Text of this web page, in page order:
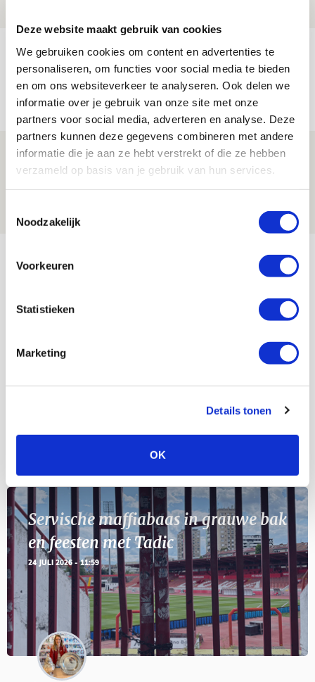
Deze website maakt gebruik van cookies
We gebruiken cookies om content en advertenties te
personaliseren, om functies voor social media te bieden
en om ons websiteverkeer te analyseren. Ook delen we
informatie over je gebruik van onze site met onze
partners voor social media, adverteren en analyse. Deze
partners kunnen deze gegevens combineren met andere
informatie die je aan ze hebt verstrekt of die ze hebben
verzameld op basis van je gebruik van hun services.
Noodzakelijk
Voorkeuren
Statistieken
Marketing
Details tonen
OK
Míchels elf: met welke formatie begin
jij aan nieuw eredivisieseizoen?
Spelen bij Jong Ajax of Ajax 1? Dat
maakt Abdalla ‘geen reet’ uit
Selectiedag ballenjongens/-meiden
Geef Mij Maar Amsterdam
Servische maffiabaas in grauwe bak
en feesten met Tadic
24 JULI 2026 - 11:59